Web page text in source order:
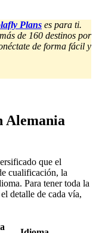
Plans es para ti.
de 160 destinos por
de forma fácil y
Alemania
que el
cualificación, la
Para tener toda la
detalle de cada vía,